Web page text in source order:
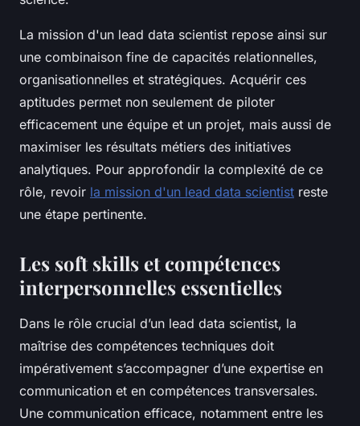
La mission d'un lead data scientist repose ainsi sur
une combinaison fine de capacités relationnelles,
organisationnelles et stratégiques. Acquérir ces
aptitudes permet non seulement de piloter
efficacement une équipe et un projet, mais aussi de
maximiser les résultats métiers des initiatives
analytiques. Pour approfondir la complexité de ce
rôle, revoir la mission d'un lead data scientist reste
une étape pertinente.
Les soft skills et compétences
interpersonnelles essentielles
Dans le rôle crucial d’un lead data scientist, la
maîtrise des compétences techniques doit
impérativement s’accompagner d’une expertise en
communication et en compétences transversales.
Une communication efficace, notamment entre les